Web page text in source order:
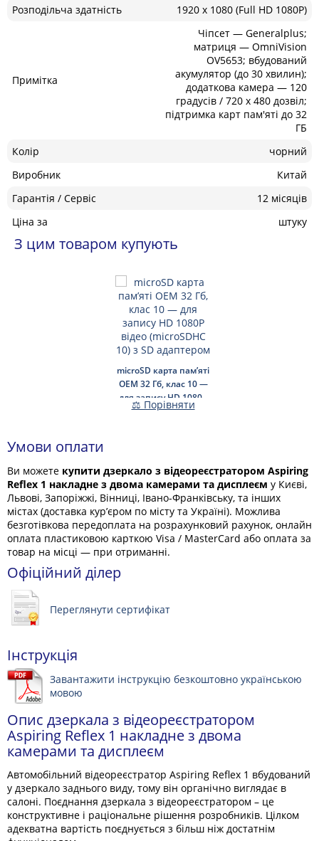
Розподільча здатність
1920 x 1080 (Full HD 1080P)
Примітка
Чіпсет — Generalplus;
матриця — OmniVision
OV5653; вбудований
акумулятор (до 30 хвилин);
додаткова камера — 120
градусів / 720 x 480 дозвіл;
підтримка карт пам'яті до 32
ГБ
Колір
чорний
Виробник
Китай
Гарантія / Сервіс
12 місяців
Ціна за
штуку
З цим товаром купують
microSD карта пам’яті
OEM 32 Гб, клас 10 —
для запису HD 1080P
відео (microSDHC 10) з
⚖ Порівняти
Умови оплати
Ви можете купити дзеркало з відеореєстратором Aspiring
Reflex 1 накладне з двома камерами та дисплеєм у Києві,
Львові, Запоріжжі, Вінниці, Івано-Франківську, та інших
містах (доставка кур’єром по місту та Україні). Можлива
безготівкова передоплата на розрахунковий рахунок, онлайн
оплата пластиковою карткою Visa / MasterCard або оплата за
товар на місці — при отриманні.
Офіційний ділер
Переглянути сертифікат
Інструкція
Завантажити інструкцію безкоштовно українською
мовою
Опис дзеркала з відеореєстратором
Aspiring Reflex 1 накладне з двома
камерами та дисплеєм
Автомобільний відеореєстратор Aspiring Reflex 1 вбудований
у дзеркало заднього виду, тому він органічно виглядає в
салоні. Поєднання дзеркала з відеореєстратором – це
конструктивне і раціональне рішення розробників. Цілком
адекватна вартість поєднується з більш ніж достатнім